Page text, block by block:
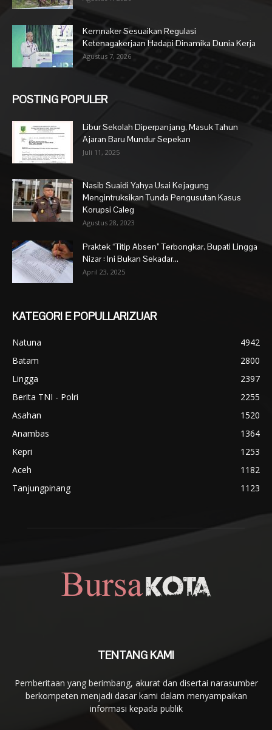
Kemnaker Sesuaikan Regulasi
Ketenagakerjaan Hadapi Dinamika Dunia Kerja
Agustus 7, 2026
POSTING POPULER
Libur Sekolah Diperpanjang, Masuk Tahun
Ajaran Baru Mundur Sepekan
Juli 11, 2025
Nasib Suaidi Yahya Usai Kejagung
Mengintruksikan Tunda Pengusutan Kasus
Korupsi Caleg
Agustus 28, 2023
Praktek “Titip Absen” Terbongkar, Bupati Lingga
Nizar : Ini Bukan Sekadar...
April 23, 2025
KATEGORI E POPULLARIZUAR
Natuna
4942
Batam
2800
Lingga
2397
Berita TNI - Polri
2255
Asahan
1520
Anambas
1364
Kepri
1253
Aceh
1182
Tanjungpinang
1123
TENTANG KAMI
Pemberitaan yang berimbang, akurat dan disertai narasumber
berkompeten menjadi dasar kami dalam menyampaikan
informasi kepada publik